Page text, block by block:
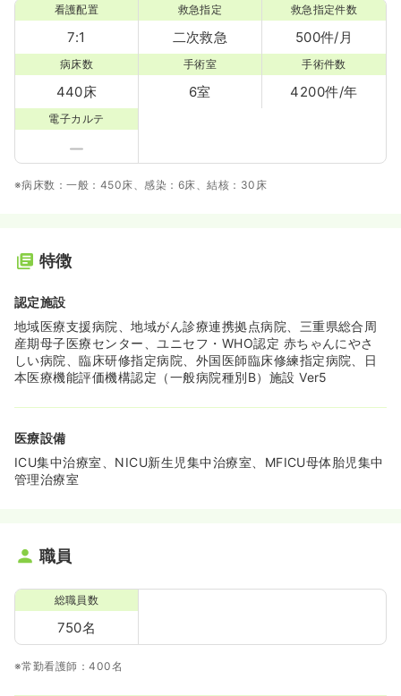
看護配置
7:1
救急指定
二次救急
救急指定件数
500件/月
病床数
440床
手術室
6室
手術件数
4200件/年
電子カルテ
※病床数：一般：450床、感染：6床、結核：30床
特徴
認定施設
地域医療支援病院、地域がん診療連携拠点病院、三重県総合周
産期母子医療センター、ユニセフ・WHO認定 赤ちゃんにやさ
しい病院、臨床研修指定病院、外国医師臨床修練指定病院、日
本医療機能評価機構認定（一般病院種別B）施設 Ver5
医療設備
ICU集中治療室、NICU新生児集中治療室、MFICU母体胎児集中
管理治療室
職員
総職員数
750名
※常勤看護師：400名